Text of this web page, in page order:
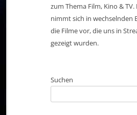
zum Thema Film, Kino & TV.
nimmt sich in wechselnden
die Filme vor, die uns in
gezeigt wurden.
Suchen